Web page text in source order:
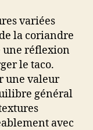
variées
la coriandre
une réflexion
le taco.
une valeur
général
avec